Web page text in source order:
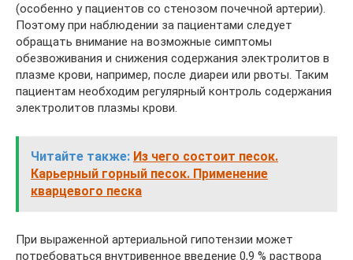
(особенно у пациентов со стенозом почечной артерии).
Поэтому при наблюдении за пациентами следует
обращать внимание на возможные симптомы
обезвоживания и снижения содержания электролитов в
плазме крови, например, после диареи или рвоты. Таким
пациентам необходим регулярный контроль содержания
электролитов плазмы крови.
Читайте также: Из чего состоит песок.
Карьерный горный песок. Применение
кварцевого песка
При выраженной артериальной гипотензии может
потребоваться внутривенное введение 0,9 % раствора